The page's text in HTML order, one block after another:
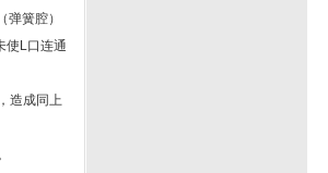
簧腔）
使L口连通
造成同上